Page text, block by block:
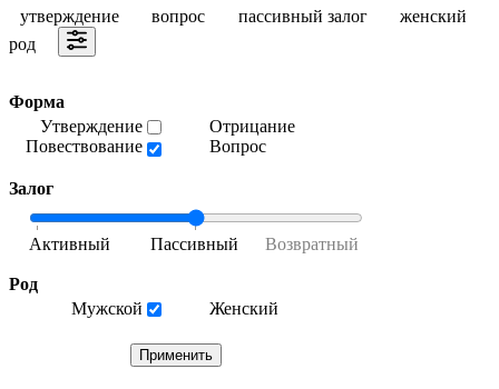
утверждение
вопрос пассивный залог
женский
род
Форма
Утверждение
Повествование
Отрицание
Вопрос
Залог
Род
Мужской
Женский